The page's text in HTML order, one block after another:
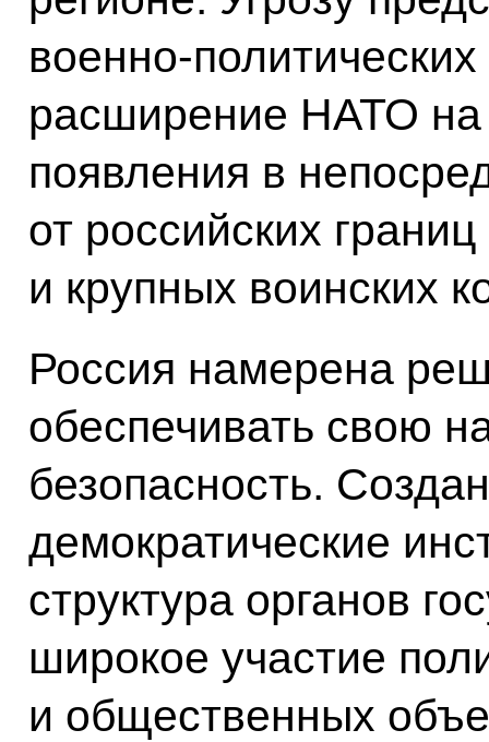
военно-
расширение НАТО на
появления в
от российских
и крупных воинских
Россия намерена
обеспечивать свою
безопасность.
демократические
структура органов
широкое участие
и общественных